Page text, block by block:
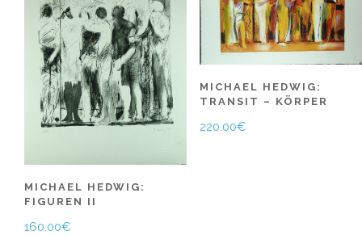
MICHAEL HEDWIG:
FIGUREN II
160.00€
MICHAEL HEDWIG:
TRANSIT – KÖRPER
220.00€